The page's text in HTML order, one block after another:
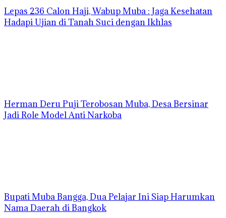
Lepas 236 Calon Haji, Wabup Muba : Jaga Kesehatan
Hadapi Ujian di Tanah Suci dengan Ikhlas
Herman Deru Puji Terobosan Muba, Desa Bersinar
Jadi Role Model Anti Narkoba
Bupati Muba Bangga, Dua Pelajar Ini Siap Harumkan
Nama Daerah di Bangkok